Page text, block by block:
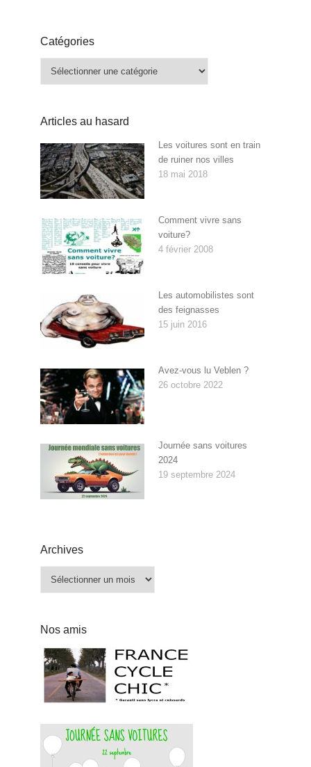
Catégories
Articles au hasard
Les voitures sont en train
de ruiner nos villes
18 mai 2018
Comment vivre sans
voiture?
4 février 2008
Les automobilistes sont
des feignasses
15 juin 2016
Avez-vous lu Veblen ?
26 octobre 2022
Journée sans voitures
2024
19 septembre 2024
Archives
Nos amis